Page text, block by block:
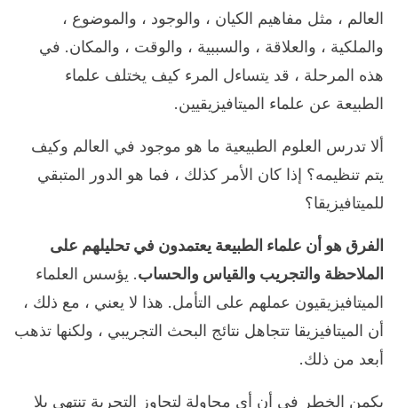
العالم ، مثل مفاهيم الكيان ، والوجود ، والموضوع ،
والملكية ، والعلاقة ، والسببية ، والوقت ، والمكان. في
هذه المرحلة ، قد يتساءل المرء كيف يختلف علماء
الطبيعة عن علماء الميتافيزيقيين.
ألا تدرس العلوم الطبيعية ما هو موجود في العالم وكيف
يتم تنظيمه؟ إذا كان الأمر كذلك ، فما هو الدور المتبقي
للميتافيزيقا؟
الفرق هو أن علماء الطبيعة يعتمدون في تحليلهم على
الملاحظة والتجريب والقياس والحساب. يؤسس العلماء
الميتافيزيقيون عملهم على التأمل. هذا لا يعني ، مع ذلك ،
أن الميتافيزيقا تتجاهل نتائج البحث التجريبي ، ولكنها تذهب
أبعد من ذلك.
يكمن الخطر في أن أي محاولة لتجاوز التجربة تنتهي بلا